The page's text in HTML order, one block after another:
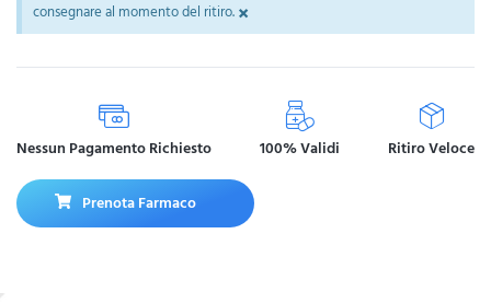
consegnare al momento del ritiro.×
Nessun Pagamento Richiesto 100% Validi Ritiro Veloce
Prenota Farmaco